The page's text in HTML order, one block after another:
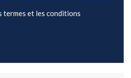
termes et les conditions